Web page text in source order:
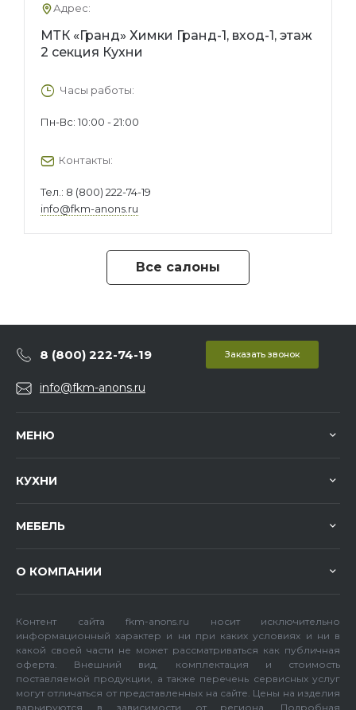
Адрес:
МТК «Гранд» Химки Гранд-1, вход-1, этаж
2 секция Кухни
Часы работы:
Пн-Вс: 10:00 - 21:00
Контакты:
Тел.: 8 (800) 222-74-19
info@fkm-anons.ru
Все салоны
8 (800) 222-74-19 Заказать звонок
info@fkm-anons.ru
МЕНЮ
КУХНИ
МЕБЕЛЬ
О КОМПАНИИ
Контент сайта fkm-anons.ru носит исключительно
информационный характер и ни при каких условиях и ни в
какой своей части не может рассматриваться как публичная
оферта. Внешний вид, комплектация и стоимость
поставляемой продукции, а также перечень сервисных услуг
могут отличаться от представленных на сайте. Цены на изделия
варьируются в зависимости от региона. Подробная